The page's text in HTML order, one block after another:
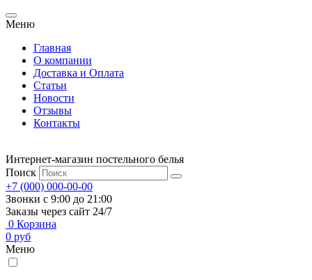
Меню
Главная
О компании
Доставка и Оплата
Статьи
Новости
Отзывы
Контакты
Интернет-магазин постельного белья
Поиск
+7 (000) 000-00-00
Звонки с 9:00 до 21:00
Заказы через сайт 24/7
0 Корзина
0 руб
Меню